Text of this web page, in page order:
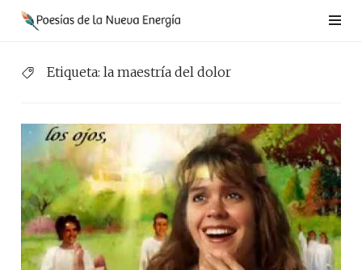
Saltar
Etiqueta: la maestría del dolor